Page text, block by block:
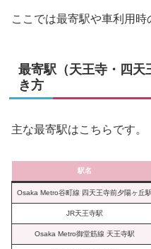
ここでは最寄駅や車利用時
最寄駅（天王寺・四天
き方
主な最寄駅はこちらです。
駅名
Osaka Metro谷町線 四天王寺前夕陽ヶ丘駅
JR天王寺駅
Osaka Metro御堂筋線 天王寺駅